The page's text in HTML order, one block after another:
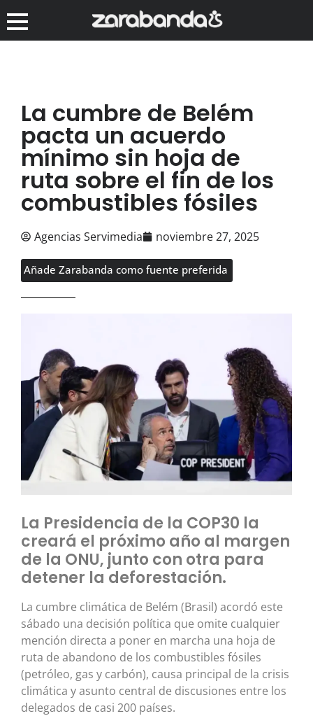
La cumbre de Belém
pacta un acuerdo
mínimo sin hoja de
ruta sobre el fin de los
combustibles fósiles
Agencias Servimedia noviembre 27, 2025
Añade Zarabanda como fuente preferida
La Presidencia de la COP30 la
creará el próximo año al margen
de la ONU, junto con otra para
detener la deforestación.
La cumbre climática de Belém (Brasil) acordó este
sábado una decisión política que omite cualquier
mención directa a poner en marcha una hoja de
ruta de abandono de los combustibles fósiles
(petróleo, gas y carbón), causa principal de la crisis
climática y asunto central de discusiones entre los
delegados de casi 200 países.